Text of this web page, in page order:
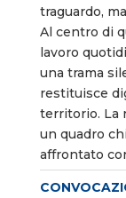
traguardo,
Al centro di
lavoro
una trama
restituisce
territorio. La
un quadro
affrontato